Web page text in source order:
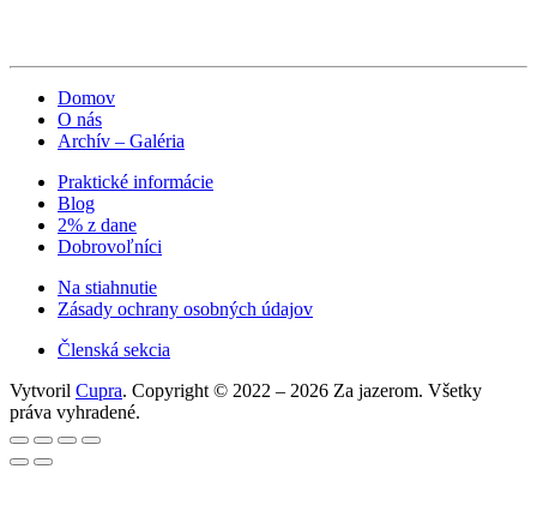
Domov
O nás
Archív – Galéria
Praktické informácie
Blog
2% z dane
Dobrovoľníci
Na stiahnutie
Zásady ochrany osobných údajov
Členská sekcia
Vytvoril Cupra. Copyright © 2022 – 2026 Za jazerom. Všetky
práva vyhradené.